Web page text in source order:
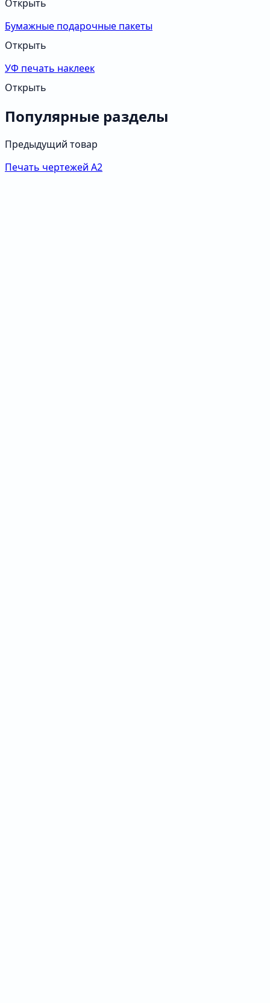
Открыть
Бумажные подарочные пакеты
Открыть
УФ печать наклеек
Открыть
Популярные разделы
Предыдущий товар
Печать чертежей А2